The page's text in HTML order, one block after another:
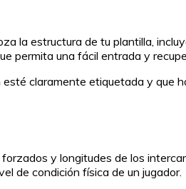
la estructura de tu plantilla,
permita una fácil entrada y
claramente etiquetada y que
y longitudes de los
de condición física de un jugador.